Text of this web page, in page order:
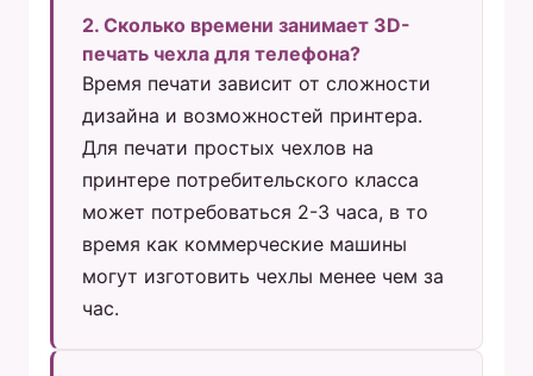
2. Сколько времени занимает 3D-
печать чехла для телефона?
Время печати зависит от сложности
дизайна и возможностей принтера.
Для печати простых чехлов на
принтере потребительского класса
может потребоваться 2-3 часа, в то
время как коммерческие машины
могут изготовить чехлы менее чем за
час.